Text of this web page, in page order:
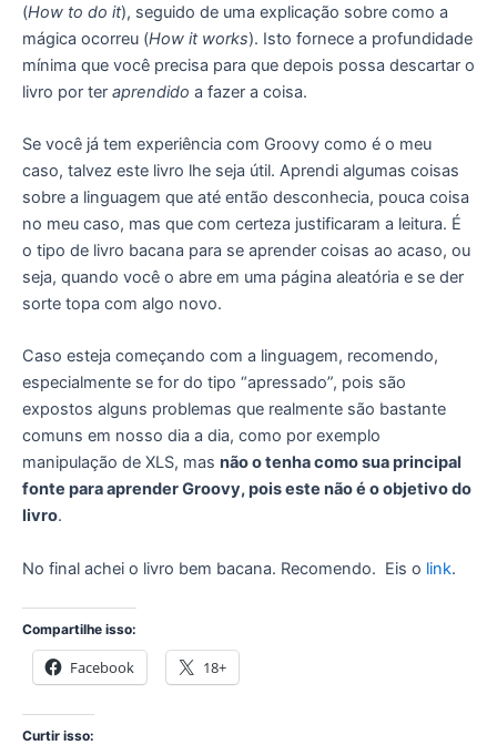
(How to do it), seguido de uma explicação sobre como a
mágica ocorreu (How it works). Isto fornece a profundidade
mínima que você precisa para que depois possa descartar o
livro por ter aprendido a fazer a coisa.
Se você já tem experiência com Groovy como é o meu
caso, talvez este livro lhe seja útil. Aprendi algumas coisas
sobre a linguagem que até então desconhecia, pouca coisa
no meu caso, mas que com certeza justificaram a leitura. É
o tipo de livro bacana para se aprender coisas ao acaso, ou
seja, quando você o abre em uma página aleatória e se der
sorte topa com algo novo.
Caso esteja começando com a linguagem, recomendo,
especialmente se for do tipo “apressado”, pois são
expostos alguns problemas que realmente são bastante
comuns em nosso dia a dia, como por exemplo
manipulação de XLS, mas não o tenha como sua principal
fonte para aprender Groovy, pois este não é o objetivo do
livro.
No final achei o livro bem bacana. Recomendo. Eis o link.
Compartilhe isso:
Facebook 18+
Curtir isso: